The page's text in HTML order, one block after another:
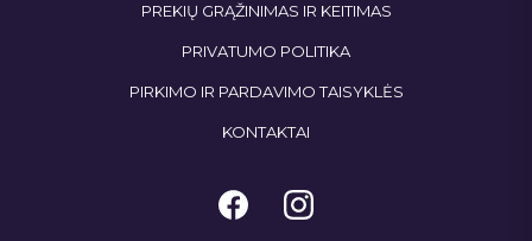
PREKIŲ GRĄŽINIMAS IR KEITIMAS
PRIVATUMO POLITIKA
PIRKIMO IR PARDAVIMO TAISYKLĖS
KONTAKTAI